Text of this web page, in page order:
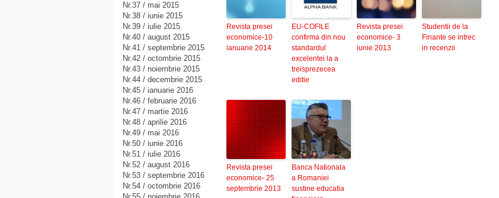
Revista presei
economice-10
ianuarie 2014
EU-COFILE
confirma din nou
standardul
excelentei la a
treisprezecea
editie
Revista presei
economice- 3
iunie 2013
Studentii de la
Finante se intrec
in recenzii
Revista presei
economice- 25
septembrie 2013
Banca Nationala
a Romaniei
sustine educatia
Nr.37 / mai 2015
Nr.38 / iunie 2015
Nr.39 / iulie 2015
Nr.40 / august 2015
Nr.41 / septembrie 2015
Nr.42 / octombrie 2015
Nr.43 / noiembrie 2015
Nr.44 / decembrie 2015
Nr.45 / ianuarie 2016
Nr.46 / februarie 2016
Nr.47 / martie 2016
Nr.48 / aprilie 2016
Nr.49 / mai 2016
Nr.50 / iunie 2016
Nr.51 / iulie 2016
Nr.52 / august 2016
Nr.53 / septembrie 2016
Nr.54 / octombrie 2016